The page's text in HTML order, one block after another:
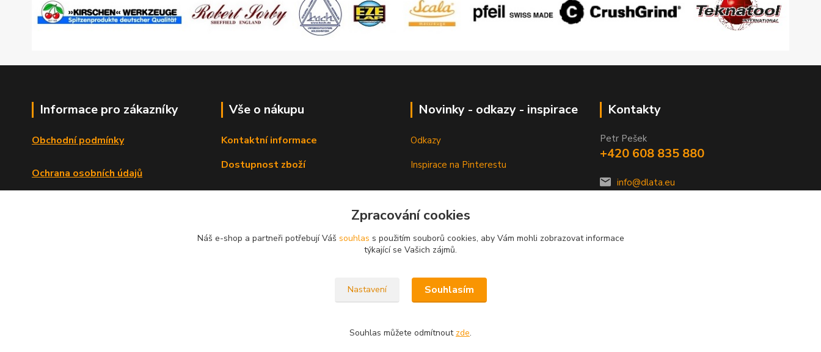
Informace pro zákazníky
Obchodní podmínky
Ochrana osobních údajů
Vše o nákupu
Kontaktní informace
Dostupnost zboží
Novinky - odkazy - inspirace
Odkazy
Inspirace na Pinterestu
Kontakty
Petr Pešek
+420 608 835 880
info@dlata.eu
Zpracování cookies
Náš e-shop a partneři potřebují Váš souhlas s použitím souborů cookies, aby Vám mohli zobrazovat informace
týkající se Vašich zájmů.
Nastavení Souhlasím
Souhlas můžete odmítnout zde.